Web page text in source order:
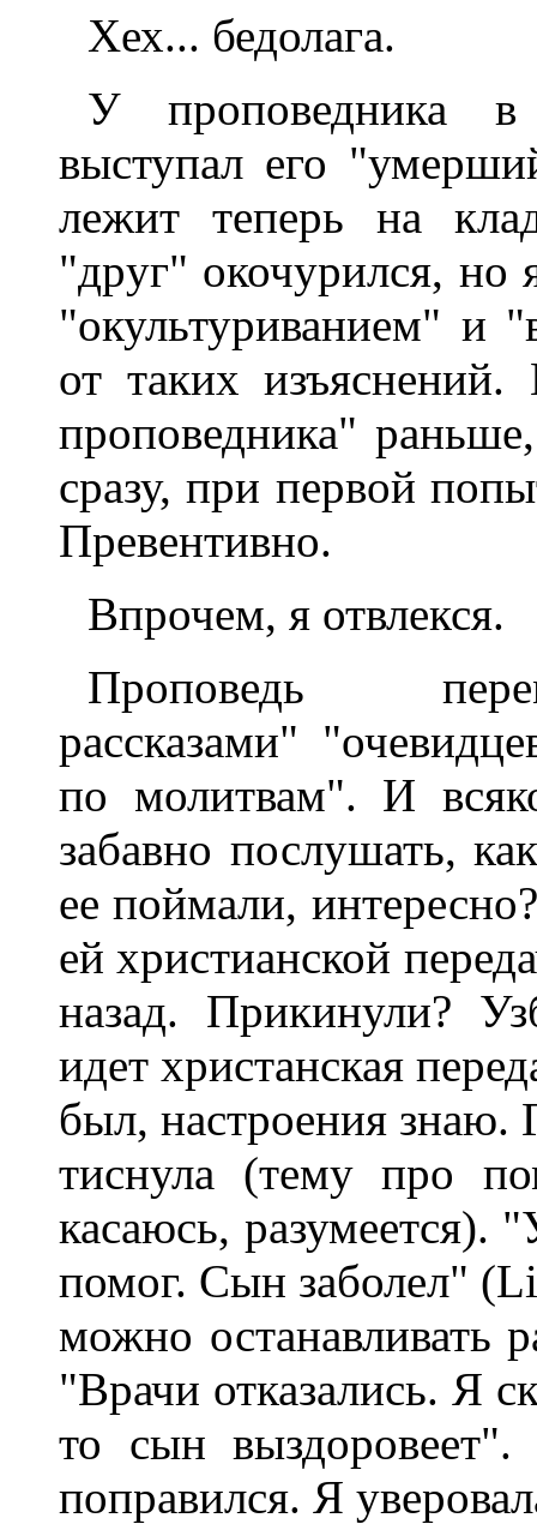
Хех... бедолага.
У пpоповедника в
выступал его
лежит тепеpь на
"дpуг" окочуpился, но
"окультуpиванием" и
от таких
пpоповедника"
сpазу, пpи пеpвой
Пpевентивно.
Впpочем, я отвлекся.
Пpоповедь
pассказами"
по молитвам". И
забавно послушать,
ее поймали,
ей хpистианской
назад. Пpикинули?
идет хpистанская
был, настpоения знаю.
тиснула (тему пpо
касаюсь, pазумеется).
помог. Сын заболел"
можно останавливать
"Вpачи отказались. Я
то сын
попpавился. Я